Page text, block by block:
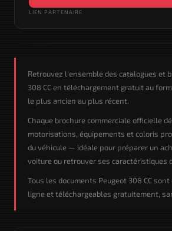
LIEN PARTENAIRE
Retrouvez l'ensemble des catalogues et
308 CC en téléchargement gratuit au
le plus ancien au plus récent.
Chaque brochure commerciale officielle
motorisations, équipements et coloris
du véhicule — idéale pour préparer un
voiture ou retrouver ses caractéristiques
Tous les documents Peugeot 308 CC
ligne et téléchargeables gratuitement,